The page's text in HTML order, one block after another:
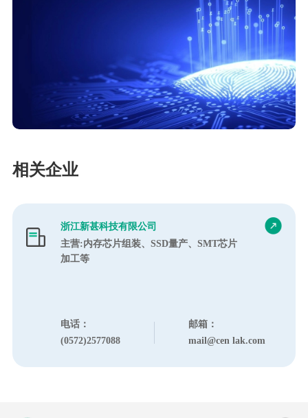
相关企业
浙江新甚科技有限公司
主营:内存芯片组装、SSD量产、SMT芯片
加工等
电话：
(0572)2577088
邮箱：
mail@cen lak.com